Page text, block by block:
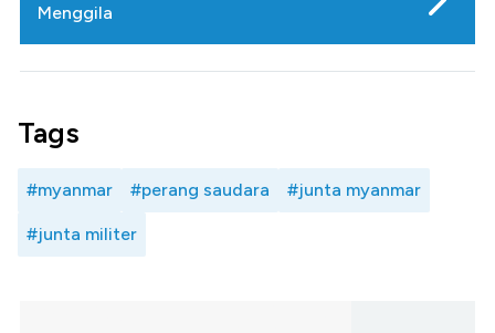
Menggila
Tags
#myanmar #perang saudara #junta myanmar
#junta militer